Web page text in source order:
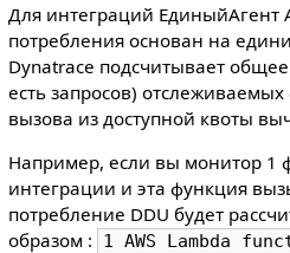
Для интеграций ЕдиныйАгент
потребления основан на
Dynatrace подсчитывает
есть запросов)
вызова из доступной квоты
Например, если вы монитор 1
интеграции и эта функция
потребление DDU будет
образом :
1 AWS Lambda